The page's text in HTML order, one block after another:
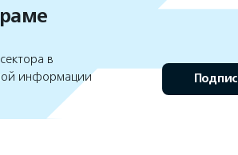
в
информации